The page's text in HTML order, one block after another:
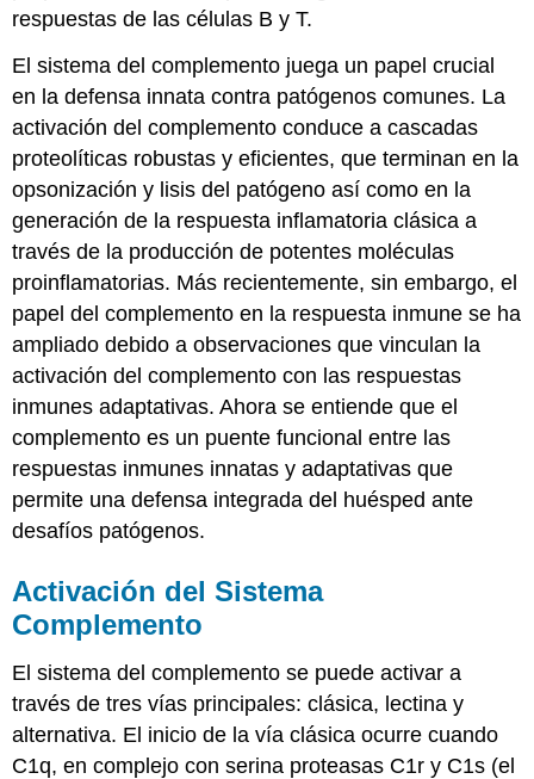
respuestas de las células B y T.
El sistema del complemento juega un papel crucial
en la defensa innata contra patógenos comunes. La
activación del complemento conduce a cascadas
proteolíticas robustas y eficientes, que terminan en la
opsonización y lisis del patógeno así como en la
generación de la respuesta inflamatoria clásica a
través de la producción de potentes moléculas
proinflamatorias. Más recientemente, sin embargo, el
papel del complemento en la respuesta inmune se ha
ampliado debido a observaciones que vinculan la
activación del complemento con las respuestas
inmunes adaptativas. Ahora se entiende que el
complemento es un puente funcional entre las
respuestas inmunes innatas y adaptativas que
permite una defensa integrada del huésped ante
desafíos patógenos.
Activación del Sistema
Complemento
El sistema del complemento se puede activar a
través de tres vías principales: clásica, lectina y
alternativa. El inicio de la vía clásica ocurre cuando
C1q, en complejo con serina proteasas C1r y C1s (el